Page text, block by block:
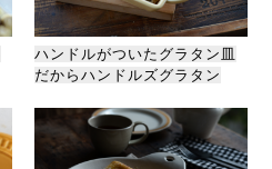
ハンドルがついたグラタン皿
だからハンドルズグラタン